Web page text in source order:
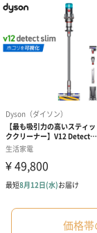
価格帯